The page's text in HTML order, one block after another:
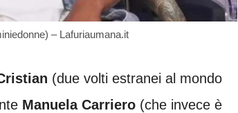
– Lafuriaumana.it
(due volti estranei al mondo
Manuela Carriero (che invece è